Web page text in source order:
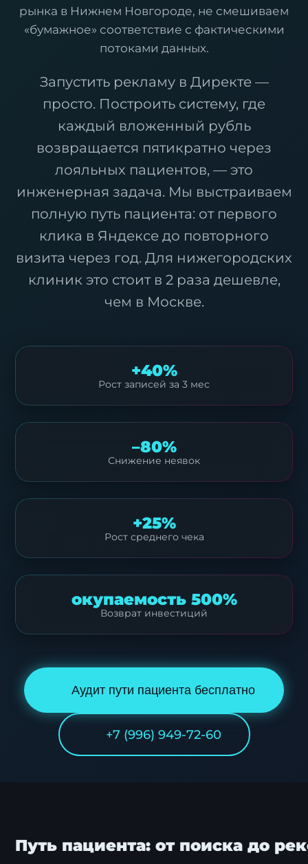
рынка в Нижнем Новгороде, не смешиваем
«бумажное» соответствие с фактическими
потоками данных.
Запустить рекламу в Директе —
просто. Построить систему, где
каждый вложенный рубль
возвращается пятикратно через
лояльных пациентов, — это
инженерная задача. Мы выстраиваем
полную путь пациента: от первого
клика в Яндексе до повторного
визита через год. Для нижегородских
клиник это стоит в 2 раза дешевле,
чем в Москве.
+40%
Рост записей за 3 мес
–80%
Снижение неявок
+25%
Рост среднего чека
окупаемость 500%
Возврат инвестиций
Аудит пути пациента бесплатно
+7 (996) 949-72-60
Путь пациента: от поиска до